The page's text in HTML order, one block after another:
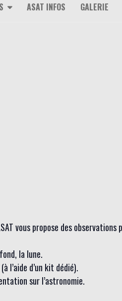
ASAT INFOS GALERIE
vous propose des
la lune.
l’aide d’un kit dédié).
sur l’astronomie.